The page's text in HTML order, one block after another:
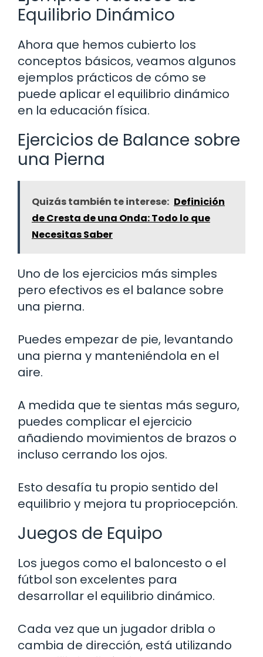
Equilibrio Dinámico
Ahora que hemos cubierto los
conceptos básicos, veamos algunos
ejemplos prácticos de cómo se
puede aplicar el equilibrio dinámico
en la educación física.
Ejercicios de Balance sobre
una Pierna
Quizás también te interese: Definición
de Cresta de una Onda: Todo lo que
Necesitas Saber
Uno de los ejercicios más simples
pero efectivos es el balance sobre
una pierna.
Puedes empezar de pie, levantando
una pierna y manteniéndola en el
aire.
A medida que te sientas más seguro,
puedes complicar el ejercicio
añadiendo movimientos de brazos o
incluso cerrando los ojos.
Esto desafía tu propio sentido del
equilibrio y mejora tu propriocepción.
Juegos de Equipo
Los juegos como el baloncesto o el
fútbol son excelentes para
desarrollar el equilibrio dinámico.
Cada vez que un jugador dribla o
cambia de dirección, está utilizando